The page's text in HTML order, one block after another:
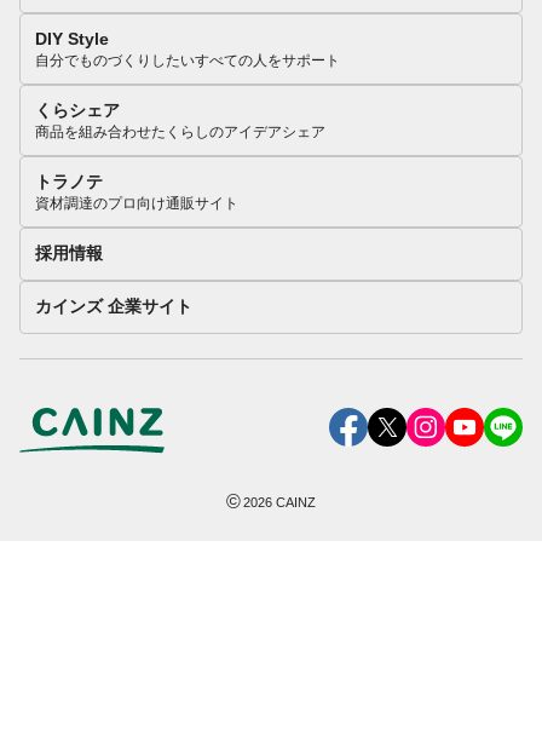
DIY Style
自分でものづくりしたいすべての人をサポート
くらシェア
商品を組み合わせたくらしのアイデアシェア
トラノテ
資材調達のプロ向け通販サイト
採用情報
カインズ 企業サイト
©2026 CAINZ